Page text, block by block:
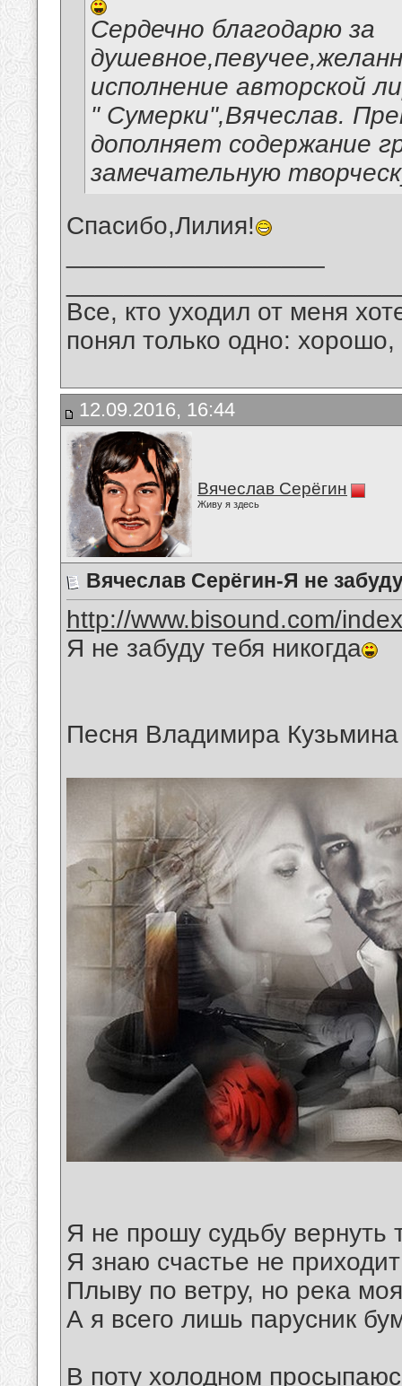
Сердечно благодарю за
исполнение авторской
" Сумерки",Вячеслав.
дополняет содержание
замечательную
Спасибо,Лилия!
Все, кто уходил от меня
понял только одно:
12.09.2016, 16:44
Вячеслав Серёгин
Живу я здесь
Вячеслав Серёгин-Я не
http://www.bisound.com/
Я не забуду тебя никогда
Песня Владимира Кузьмина
Я не прошу судьбу вернуть
Я знаю счастье не
Плыву по ветру, но река
А я всего лишь парусник
В поту холодном